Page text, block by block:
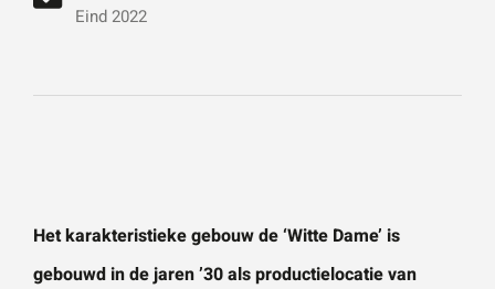
Wat is 5 + 5? *
Eind 2022
Het karakteristieke gebouw de ‘Witte Dame’ is
gebouwd in de jaren ’30 als productielocatie van